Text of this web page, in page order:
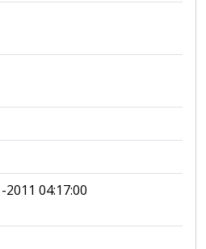
2011 04:17:00